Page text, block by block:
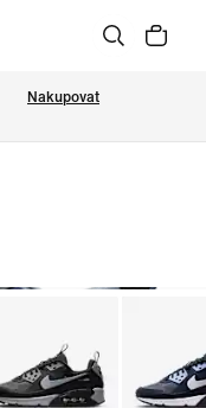
Nakupovat